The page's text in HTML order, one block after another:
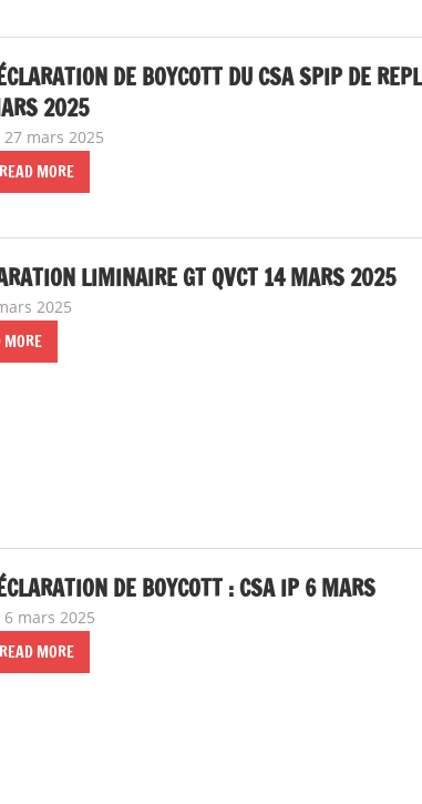
DE BOYCOTT DU CSA SPIP DE
2025
27 mars 2025
READ MORE
LIMINAIRE GT QVCT 14 MARS 2025
2025 Instances
MORE
DE BOYCOTT : CSA IP 6 MARS
6 mars 2025
READ MORE